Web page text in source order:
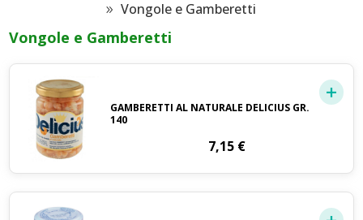
Vongole e Gamberetti
Vongole e Gamberetti
GAMBERETTI AL NATURALE DELICIUS GR.
140
7,15 €